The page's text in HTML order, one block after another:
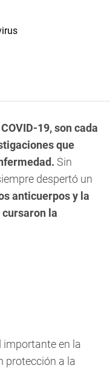
19, son cada
que
Sin
despertó un
anticuerpos y la
la
importante en la
protección a la